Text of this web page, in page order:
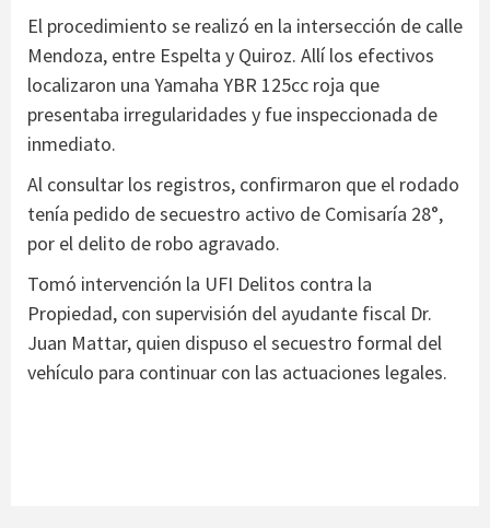
El procedimiento se realizó en la intersección de calle
Mendoza, entre Espelta y Quiroz. Allí los efectivos
localizaron una Yamaha YBR 125cc roja que
presentaba irregularidades y fue inspeccionada de
inmediato.
Al consultar los registros, confirmaron que el rodado
tenía pedido de secuestro activo de Comisaría 28°,
por el delito de robo agravado.
Tomó intervención la UFI Delitos contra la
Propiedad, con supervisión del ayudante fiscal Dr.
Juan Mattar, quien dispuso el secuestro formal del
vehículo para continuar con las actuaciones legales.